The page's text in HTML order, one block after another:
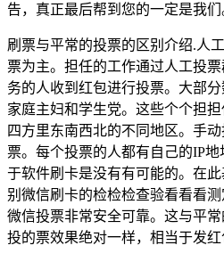
告，真正最后帮到您的一定是我们
刷票与平常的投票的区别介绍.人
票为主。担任的工作通过人工投
务的人收到红包进行投票。大部
家庭主妇和学生党。这些个个担
四方里东南西北的不同地区。手
票。每个投票的人都有自己的IP
于软件刷卡是没有有可能的。在
别微信刷卡的检检检查验看看看
微信投票非常安全可靠。这与平
投的票效果绝对一样，相当于发红